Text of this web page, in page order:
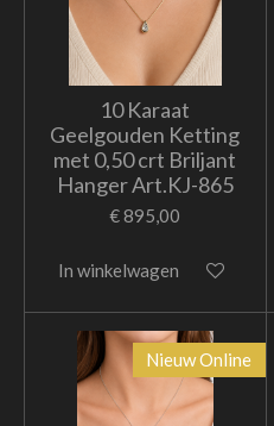
10 Karaat
Geelgouden Ketting
met 0,50 crt Briljant
Hanger Art.KJ-865
€ 895,00
In winkelwagen
Nieuw Online